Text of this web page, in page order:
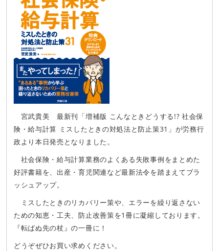
宮武貴美 最新刊「増補版 こんなときどうする!? 社会保
険・給与計算 ミスしたときの対処法と防止策31」が労務行
政より本日発売となりました。
社会保険・給与計算業務のよくある失敗事例をまとめた
好評書籍を、出産・育児関連など最新法令を踏まえてブラ
ッシュアップ。
ミスしたときのリカバリー策や、エラーを繰り返さない
ための知恵・工夫、防止改善策を1冊に凝縮しております。
『転ばぬ先の杖』の一冊に！
どうぞぜひお買い求めください。